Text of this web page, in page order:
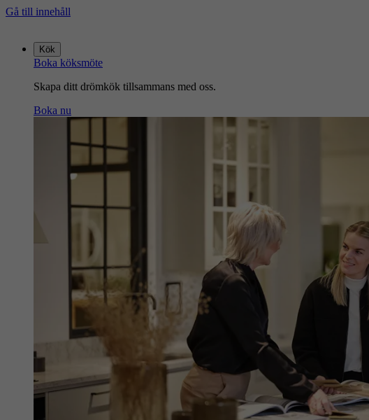
Gå till innehåll
startsidan
Kök
Boka köksmöte
Skapa ditt drömkök tillsammans med oss.
Boka nu